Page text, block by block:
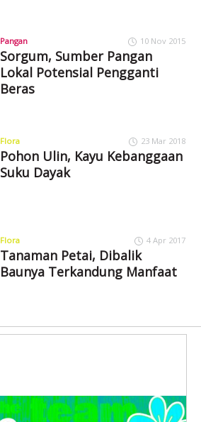
Pangan 10 Nov 2015
Sorgum, Sumber Pangan
Lokal Potensial Pengganti
Beras
Flora 23 Mar 2018
Pohon Ulin, Kayu Kebanggaan
Suku Dayak
Flora 4 Apr 2017
Tanaman Petai, Dibalik
Baunya Terkandung Manfaat